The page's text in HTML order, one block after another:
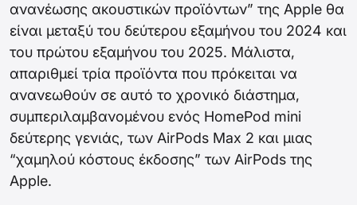
ανανέωσης ακουστικών προϊόντων” της Apple θα
είναι μεταξύ του δεύτερου εξαμήνου του 2024 και
του πρώτου εξαμήνου του 2025. Μάλιστα,
απαριθμεί τρία προϊόντα που πρόκειται να
ανανεωθούν σε αυτό το χρονικό διάστημα,
συμπεριλαμβανομένου ενός HomePod mini
δεύτερης γενιάς, των AirPods Max‌ 2 και μιας
“χαμηλού κόστους έκδοσης” των AirPods της
Apple.